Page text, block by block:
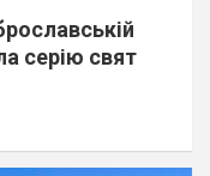
серію свят